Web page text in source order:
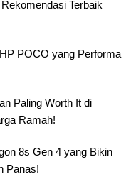
Terbaik
POCO yang Performa
Paling Worth It di
Ramah!
8s Gen 4 yang Bikin
Panas!